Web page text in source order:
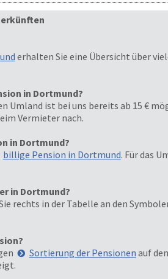
erhalten Sie eine Übersicht über
in Dortmund?
Umland ist bei uns bereits ab 15 €
Vermieter nach.
in Dortmund?
billige Pension in Dortmund. Für das
in Dortmund?
rechts in der Tabelle an den
Sortierung der Pensionen auf